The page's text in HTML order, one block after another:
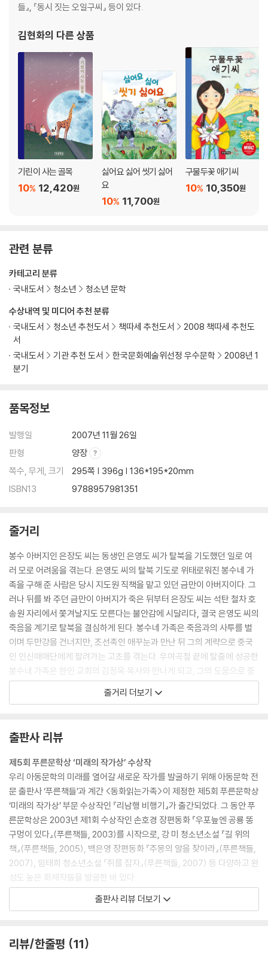
들』, 『동시 짓는 오일구씨』 등이 있다.
김현화의 다른 상품
기린이 사는 골목
12,420원
10%
싫어요 싫어 씻기 싫어
요
11,700원
10%
구물두꽃 애기씨
10,350원
10%
관련 분류
수상내역 및 미디어 추천 분류
국내도서
청소년 추천도서 책따세 추천도서
2008 책따세 추천도
서
국내도서
기관 추천 도서 한국문화예술위선정 우수문학
2008년 1
분기
카테고리 분류
국내도서
청소년 청소년 문학
품목정보
발행일
2007년 11월 26일
판형
양장
쪽수, 무게, 크기
295쪽 | 396g | 136*195*20mm
ISBN13
9788957981351
줄거리
봉수 아버지인 은장도 씨는 동생인 은영도 씨가 탈북을 기도했던 일로 여
러 모로 어려움을 겪는다. 은영도 씨의 탈북 기도로 위태로워진 봉수네 가
족을 구해 준 사람은 당시 지도원 직책을 맡고 있던 금만이 아버지이다. 그
러나 뒤를 봐 주던 금만이 아버지가 죽은 뒤부터 은장도 씨는 석탄 철차 호
송원 자리에서 쫓겨날지도 모른다는 불안감에 시달리다, 결국 은영도 씨의
죽음을 계기로 탈북을 결심하게 된다. 봉수네 가족은 죽음과의 사투를 벌
이며 두만강을 건너지만, 조선족인 애꾸눈과 만난 뒤 그의 계략으로 중국
인 인신매매단에게 팔려가는 고초를 겪는다. 우여곡절 끝에 탈출에 성공한
봉수네 가족은 한인 교회의 김정옥 목사와 만나게 되고, 그의 도움으로 중
국 시안까지 무사히 도착한다. 그러나 김정옥 목사의 안위를 염려하여 그
와 헤어지고 만다. 북한 보안원의 추격이 계속되는 가운데, 다시 중국인 왕
인 은효만 씨가 홀로 가족의 끼니를 구하러 나갔다가 중국 공안에게 체포
되고 만다. 뒤돌아보지 말고 열심히 앞으로 걸어가라는 말을 남긴 채. 할아
버지의 숭고한 희생과 그 곳에서 다시 만난 김정옥 목사의 도움으로 리남
행 비행기를 타게 된 봉수 가족은 새로운 꿈을 안고 리남으로 향한다.
줄거리 더보기
출판사 리뷰
제5회 푸른문학상 ‘미래의 작가상’ 수상작
우리 아동문학의 미래를 열어갈 새로운 작가를 발굴하기 위해 아동문학 전
문 출판사 ‘푸른책들’과 계간 <동화읽는가족>이 제정한 제5회 푸른문학상
‘미래의 작가상’ 부문 수상작인 『리남행 비행기』가 출간되었다. 그 동안 푸
른문학상은 2003년 제1회 수상작인 손호경 장편동화 『우포늪엔 공룡 똥
구멍이 있다』(푸른책들, 2003)를 시작으로, 강 미 청소년소설 『길 위의
책』(푸른책들, 2005), 백은영 장편동화 『주몽의 알을 찾아라』(푸른책들,
2007), 임태희 청소년소설 『쥐를 잡자』(푸른책들, 2007) 등 다양하고 완
성도 높은 화제작들을 발굴한 바 있다.
그들도 우리처럼 - 탈북자 1만 명 시대에 대처하는 우리의 자세
활 등. 마치 속도감 있고 아슬아슬한 에피소드로 관객을 홀리는 헐리우드
출판사 리뷰 더보기
리뷰/한줄평 11